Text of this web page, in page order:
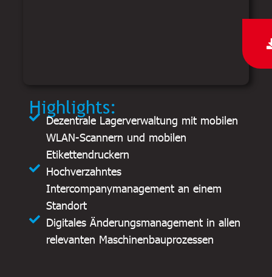
Highlights:
Dezentrale Lagerverwaltung mit mobilen
WLAN-Scannern und mobilen
Etikettendruckern
Hochverzahntes
Intercompanymanagement an einem
Standort
Digitales Änderungsmanagement in allen
relevanten Maschinenbauprozessen